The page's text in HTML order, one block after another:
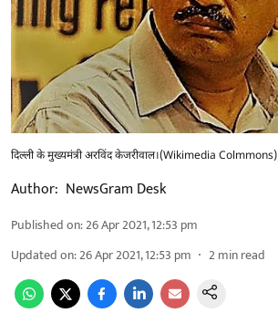
दिल्ली के मुख्यमंत्री अरविंद केजरीवाल।(Wikimedia Colmmons)
Author: NewsGram Desk
Published on:26 Apr 2021, 12:53 pm
Updated on:26 Apr 2021, 12:53 pm 2min read